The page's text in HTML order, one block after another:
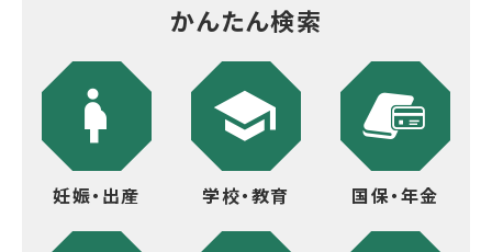
かんたん検索
妊娠・出産 学校・教育 国保・年金